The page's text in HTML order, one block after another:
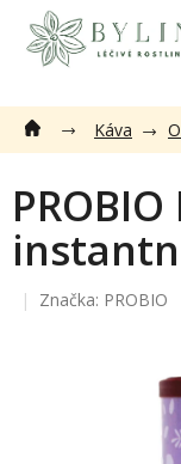
obsah
Káva
Značka: PROBIO